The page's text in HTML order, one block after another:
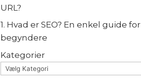
URL?
1. Hvad er SEO? En enkel guide for
begyndere
Kategorier